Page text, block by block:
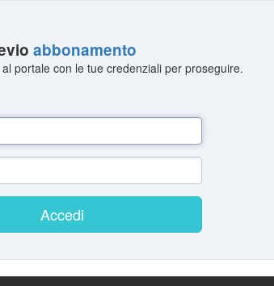
abbonamento
portale con le tue credenziali per proseguire.
Accedi